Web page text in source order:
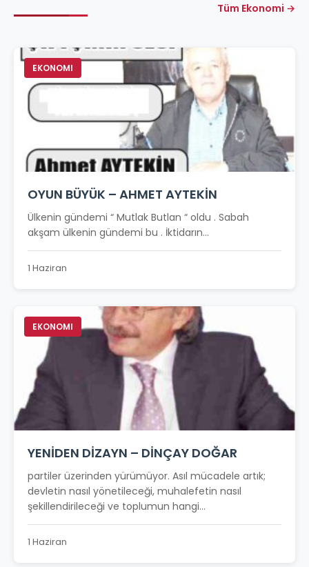
Tüm Ekonomi →
EKONOMI
OYUN BÜYÜK – AHMET AYTEKİN
Ülkenin gündemi “ Mutlak Butlan “ oldu . Sabah
akşam ülkenin gündemi bu . İktidarın...
1 Haziran
EKONOMI
YENİDEN DİZAYN – DİNÇAY DOĞAR
partiler üzerinden yürümüyor. Asıl mücadele artık;
devletin nasıl yönetileceği, muhalefetin nasıl
şekillendirileceği ve toplumun hangi...
1 Haziran